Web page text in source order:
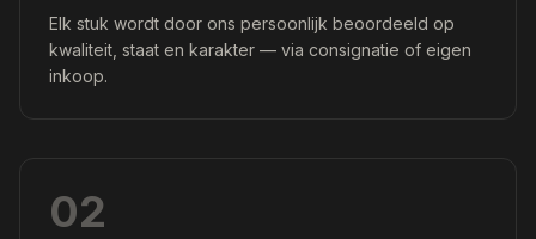
Elk stuk wordt door ons persoonlijk beoordeeld op
kwaliteit, staat en karakter — via consignatie of eigen
inkoop.
02